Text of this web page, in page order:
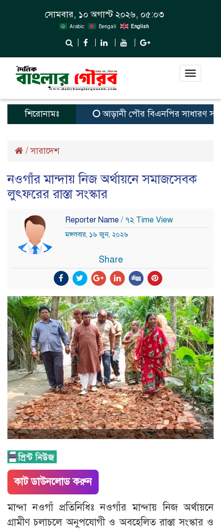
সোমবার, ১০ অগাস্ট ২০২৬, ০৫:০৩
Arabic Bengali English
Toggle
শিরোনামঃ আড়ানী পৌর বিএনপির সাধারণ
/সারাদেশ
নওগাঁর মান্দায় নিজ অর্থায়নে সমাজসেবক
লুৎফরের রাস্তা সংস্কার
Reporter Name / ৭২ Time View
মঙ্গলবার, ১৬ জুন, ২০২৬
Share
কাট ডাউনলোড করুন
মান্দা নওগাঁ প্রতিনিধিঃ নওগাঁর মান্দায় নিজ অর্থায়নে
গ্রামীণ চলাচলে অনুপযোগী ও অবহেলিত রাস্তা সংস্কার ও